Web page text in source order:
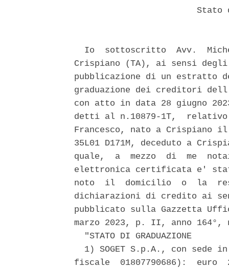
Io  sottoscritto  Avv.
Crispiano (TA), ai sensi
pubblicazione di un
graduazione dei creditori
con atto in data 28 giugno
detti al n.10879-1T,  relativo
Francesco, nato a Crispiano
35L01 D171M, deceduto a
quale,  a  mezzo  di  me
elettronica certificata e'
noto  il  domicilio  o  la
dichiarazioni di credito ai
pubblicato sulla Gazzetta
marzo 2023, p. II, anno
  "STATO DI GRADUAZIONE
1) SOGET S.p.A., con sede
fiscale  01807790686):  euro